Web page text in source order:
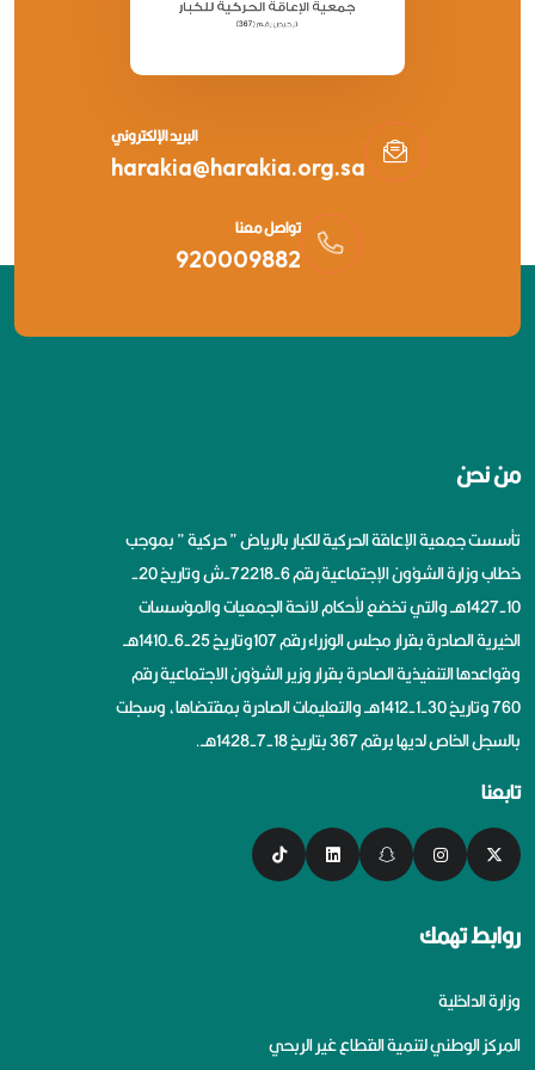
تواصل معنا
920009882
البريد الإلكتروني
harakia@harakia.org.sa
من نحن
تأسست جمعية الإعاقة الحركية للكبار بالرياض ” حركية ” بموجب
خطاب وزارة الشؤون الإجتماعية رقم 6-72218-ش وتاريخ 20-
10-1427هــ والتي تخضع لأحكام لائحة الجمعيات والمؤسسات
الخيرية الصادرة بقرار مجلس الوزراء رقم 107وتاريخ 25-6-1410هــ
وقواعدها التنفيذية الصادرة بقرار وزير الشؤون الاجتماعية رقم
760 وتاريخ 30-1-1412هــ والتعليمات الصادرة بمقتضاها، وسجلت
بالسجل الخاص لديها برقم 367 بتاريخ 18-7-1428هــ.
تابعنا
روابط تهمك
وزارة الداخلية
المركز الوطني لتنمية القطاع غير الربحي